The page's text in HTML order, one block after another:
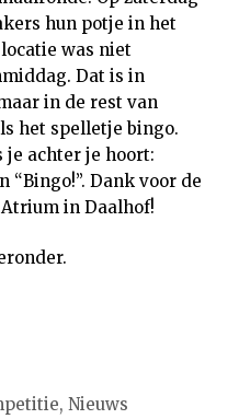
hun potje in het
was niet
Dat is in
in de rest van
het spelletje bingo.
je achter je hoort:
“Bingo!”. Dank voor de
in Daalhof!
, Nieuws